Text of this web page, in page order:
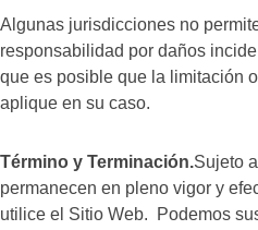
Algunas jurisdicciones no
responsabilidad por daños
que es posible que la limitación
aplique en su caso.
Término y Terminación.Sujeto
permanecen en pleno vigor y
utilice el Sitio Web. Podemos